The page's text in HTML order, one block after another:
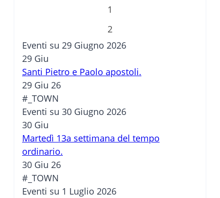
1
2
Eventi su 29 Giugno 2026
29 Giu
Santi Pietro e Paolo apostoli.
29 Giu 26
#_TOWN
Eventi su 30 Giugno 2026
30 Giu
Martedì 13a settimana del tempo
ordinario.
30 Giu 26
#_TOWN
Eventi su 1 Luglio 2026